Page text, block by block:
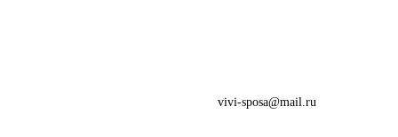
vivi-sposa@mail.ru